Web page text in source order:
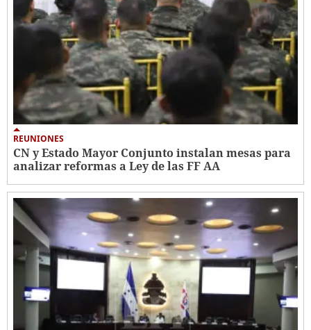
REUNIONES
CN y Estado Mayor Conjunto instalan mesas para
analizar reformas a Ley de las FF AA